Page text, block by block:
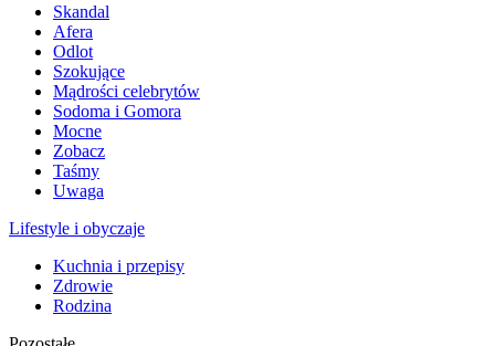
Skandal
Afera
Odlot
Szokujące
Mądrości celebrytów
Sodoma i Gomora
Mocne
Zobacz
Taśmy
Uwaga
Lifestyle i obyczaje
Kuchnia i przepisy
Zdrowie
Rodzina